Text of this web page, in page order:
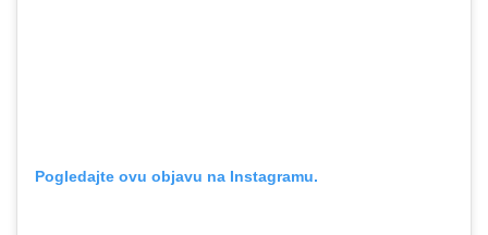
Pogledajte ovu objavu na Instagramu.